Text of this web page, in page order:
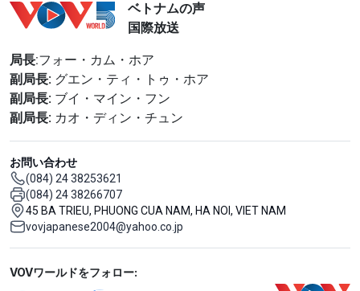
ベトナムの声
国際放送
局長:フォー・カム・ホア
副局長: グエン・ティ・トゥ・ホア
副局長: ブイ・マイン・フン
副局長: カオ・ディン・チュン
お問い合わせ
(084) 24 38253621
(084) 24 38266707
45 BA TRIEU, PHUONG CUA NAM, HA NOI, VIET NAM
vovjapanese2004@yahoo.co.jp
Mạng xã hội
VOVワールドをフォロー: